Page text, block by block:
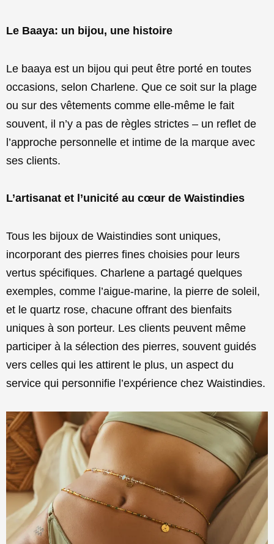
Le Baaya: un bijou, une histoire
Le baaya est un bijou qui peut être porté en toutes
occasions, selon Charlene. Que ce soit sur la plage
ou sur des vêtements comme elle-même le fait
souvent, il n’y a pas de règles strictes – un reflet de
l’approche personnelle et intime de la marque avec
ses clients.
L’artisanat et l’unicité au cœur de Waistindies
Tous les bijoux de Waistindies sont uniques,
incorporant des pierres fines choisies pour leurs
vertus spécifiques. Charlene a partagé quelques
exemples, comme l’aigue-marine, la pierre de soleil,
et le quartz rose, chacune offrant des bienfaits
uniques à son porteur. Les clients peuvent même
participer à la sélection des pierres, souvent guidés
vers celles qui les attirent le plus, un aspect du
service qui personnifie l’expérience chez Waistindies.